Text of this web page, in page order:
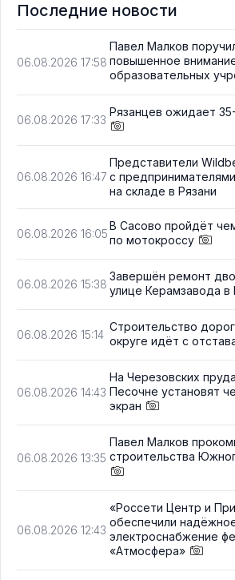
Последние новости
06.08.2026 17:58
Павел Малков
повышенное
образовательных
06.08.2026 17:33
Рязанцев ожидает
06.08.2026 16:47
Представители
с
на складе в Рязани
06.08.2026 16:05
В Сасово пройдёт
по мотокроссу
06.08.2026 15:38
Завершён ремонт
улице Керамзавода в
06.08.2026 15:14
Строительство
округе идёт с
06.08.2026 14:43
На Черезовских
Песочне установят
экран
06.08.2026 13:35
Павел Малков
строительства
06.08.2026 12:43
«Россети Центр и
обеспечили
электроснабжение
«Атмосфера»